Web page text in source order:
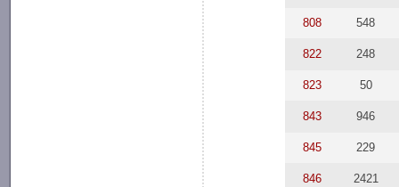
808 548
822 248
823 50
843 946
845 229
846 2421